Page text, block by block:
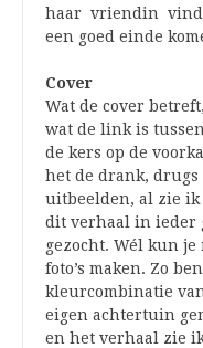
haar vriendin
een goed einde
Cover
Wat de cover
wat de link is
de kers op de
het de drank,
uitbeelden, al zie
dit verhaal in ieder
gezocht. Wél kun je
foto’s maken. Zo
kleurcombinatie
eigen achtertuin
en het verhaal zie